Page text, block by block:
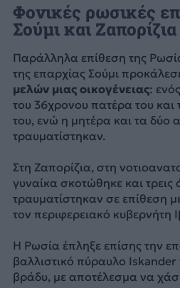
Φονικές ρωσικές
Σούμι και Ζαπορίζια
Παράλληλα επίθεση της
της επαρχίας Σούμι
μελών μιας οικογένειας:
του 36χρονου πατέρα του και
του, ενώ η μητέρα και τα δύο
τραυματίστηκαν.
Στη Ζαπορίζια, στη
γυναίκα σκοτώθηκε και
τραυματίστηκαν σε επίθεση
τον περιφερειακό κυβερνήτη
Η Ρωσία έπληξε επίσης την
βαλλιστικό πύραυλο Iskander
βράδυ, με αποτέλεσμα να